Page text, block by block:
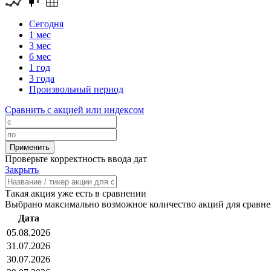
Сегодня
1 мес
3 мес
6 мес
1 год
3 года
Произвольный период
Сравнить с акцией или индексом
Проверьте корректность ввода дат
Закрыть
Такая акция уже есть в сравнении
Выбрано максимально возможное количество акций для
Дата
05.08.2026
31.07.2026
30.07.2026